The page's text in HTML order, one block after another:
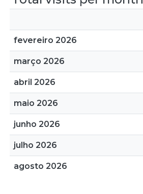
fevereiro 2026
março 2026
abril 2026
maio 2026
junho 2026
julho 2026
agosto 2026